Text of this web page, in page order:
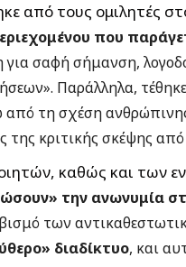
από τους ομιλητές
που
σαφή σήμανση,
Παράλληλα,
τη σχέση ανθρώπινης
κριτικής σκέψης
καθώς και των
την ανωνυμία
των
διαδίκτυο, και